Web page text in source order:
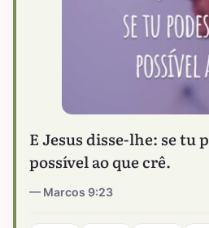
E Jesus disse-lhe: se tu
possível ao que crê.
Marcos 9:23